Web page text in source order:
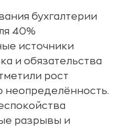
бухгалтерии
40%
источники
и обязательства
рост
неопределённость.
разрывы и